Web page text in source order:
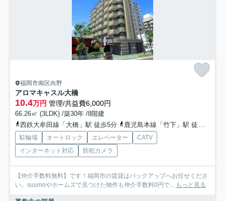
福岡市南区向野
アロマキャスル大橋
10.4万円 管理/共益費6,000円
66.26㎡ (3LDK) /築30年 /8階建
西鉄大牟田線「大橋」駅 徒歩5分
鹿児島本線「竹下」駅 徒歩15分
駐輪場 オートロック エレベーター
CATV
インターネット対応
防犯カメラ
【仲介手数料無料】です！福岡市の賃貸はバックアップへお任せくださ
い。suumoやホームズで見つけた物件も仲介手数料0円で... もっと見る